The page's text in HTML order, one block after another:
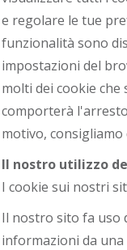
e regolare le tue
funzionalità sono
impostazioni del
molti dei cookie
comporterà
motivo,
Il nostro utilizzo
I cookie sui nostri
Il nostro sito fa uso
informazioni da